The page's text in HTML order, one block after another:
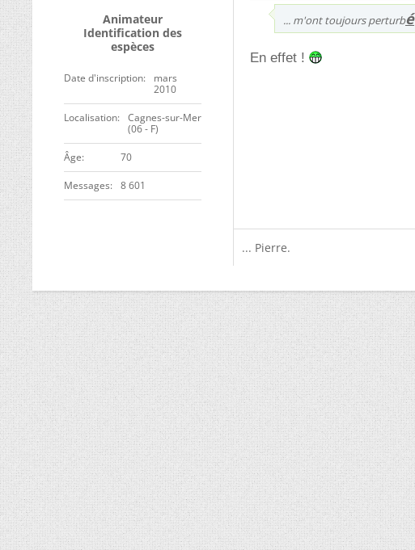
Animateur
Identification des
espèces
Date d'inscription
mars
2010
Localisation
Cagnes-sur-Mer
(06 - F)
ge 70
Messages 8 601
... m'ont toujours perturbé
En effet !
... Pierre.